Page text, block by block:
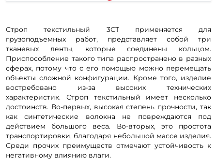
Строп текстильный 3СТ применяется для
грузоподъемных работ, представляет собой три
тканевых ленты, которые соединены кольцом.
Приспособление такого типа распространено в разных
сферах, потому что с его помощью можно перемещать
объекты сложной конфигурации. Кроме того, изделие
востребовано из-за высоких технических
характеристик. Строп текстильный имеет несколько
достоинств. Во-первых, высокая степень прочности, так
как синтетические волокна не повреждаются под
действием большого веса. Во-вторых, это простота
транспортировки, благодаря небольшой массе изделия.
Среди прочих преимуществ отмечают устойчивость к
негативному влиянию влаги.